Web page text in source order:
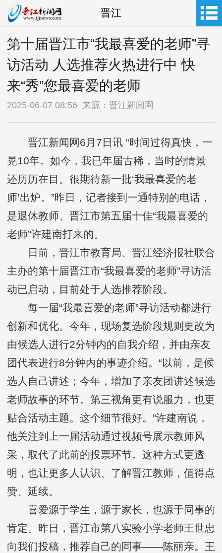
晋江
第十届晋江市“我最喜爱的老师”寻
访活动 人选推荐火热进行中 快
来“秀”您最喜爱的老师
2025-06-07 08:56 来源：晋江新闻网
晋江新闻网6月7日讯 “时间过得真快，一
晃10年。如今，我已年届古稀，当时的情景
还历历在目。很期待新一批‘我最喜爱的老
师’出炉。”昨日，记者接到一通特别的电话，
是退休教师、晋江市第五届十佳“我最喜爱的
老师”许建南打来的。
日前，晋江市教育局、晋江经济报社联合
主办的第十届晋江市“我最喜爱的老师”寻访活
动已启动，目前处于人选推荐阶段。
每一届“我最喜爱的老师”寻访活动都进行
创新和优化。今年，现场复选阶段规则更改为
由候选人进行2分钟内的自我介绍，并由亲友
团代表进行8分钟内的事迹介绍。“以前，是候
选人自己讲述；今年，增加了亲友团讲述候选
老师故事的环节。第三视角更有说服力，也更
贴合活动主题。这个细节很好。”许建南说，
他关注到上一届活动通过视频号展示教师风
采，取代了此前的投票环节。这种方式更透
明，也让更多人认识、了解晋江教师，值得点
赞、延续。
喜爱源于学生，源于家长，也源于同事的
肯定。昨日，晋江市第八实验小学老师王世忠
向我们投稿，推荐自己的同事——陈丽亲。王